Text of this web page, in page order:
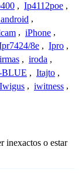
, Ip4112poe ,
,
, iPhone ,
8e , Ipro ,
irmas , iroda ,
BLUE , Itajto ,
Iwigus , iwitness ,
inexactos o estar